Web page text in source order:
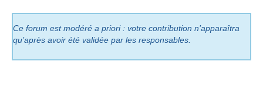
Ce forum est modéré a priori : votre contribution n’apparaîtra
qu’après avoir été validée par les responsables.